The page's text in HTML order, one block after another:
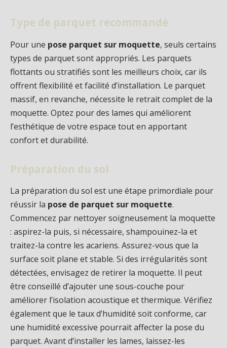
Type de parquet recommandé
Pour une pose parquet sur moquette, seuls certains
types de parquet sont appropriés. Les parquets
flottants ou stratifiés sont les meilleurs choix, car ils
offrent flexibilité et facilité d’installation. Le parquet
massif, en revanche, nécessite le retrait complet de la
moquette. Optez pour des lames qui améliorent
l’esthétique de votre espace tout en apportant
confort et durabilité.
Préparation du sol
La préparation du sol est une étape primordiale pour
réussir la pose de parquet sur moquette.
Commencez par nettoyer soigneusement la moquette
: aspirez-la puis, si nécessaire, shampouinez-la et
traitez-la contre les acariens. Assurez-vous que la
surface soit plane et stable. Si des irrégularités sont
détectées, envisagez de retirer la moquette. Il peut
être conseillé d’ajouter une sous-couche pour
améliorer l’isolation acoustique et thermique. Vérifiez
également que le taux d’humidité soit conforme, car
une humidité excessive pourrait affecter la pose du
parquet. Avant d’installer les lames, laissez-les